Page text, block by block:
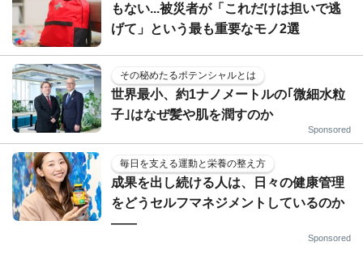
もない...被災者が「これだけは担いで逃
げて」という最も重要なモノ2選
その秘めたるポテンシャルとは
世界最小、約1ナノメートルの｢微細水粒
子｣はなぜ髪や肌を潤すのか
Sponsored
毎日を支える運動と栄養の整え方
成果を出し続ける人は、日々の健康管理
をどうセルフマネジメントしているのか
——
Sponsored